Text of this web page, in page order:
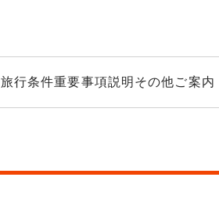
旅行条件重要事項説明 その他ご案内